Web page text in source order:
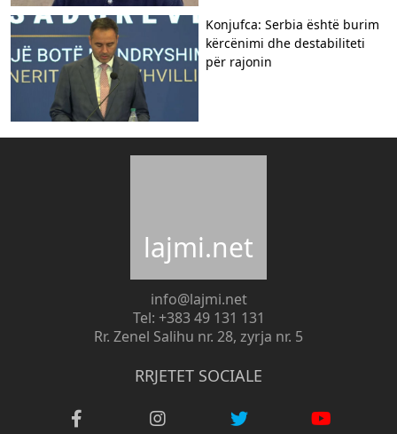
Konjufca: Serbia është burim
kërcënimi dhe destabiliteti
për rajonin
lajmi.net
info@lajmi.net
Tel: +383 49 131 131
Rr. Zenel Salihu nr. 28, zyrja nr. 5
RRJETET SOCIALE